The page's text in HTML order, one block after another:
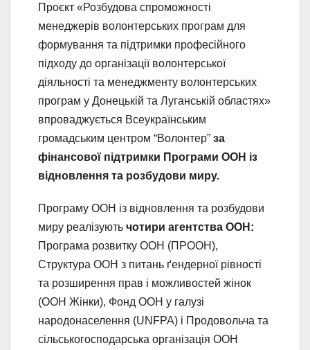
Проєкт «Розбудова спроможності
менеджерів волонтерських програм для
формування та підтримки професійного
підходу до організації волонтерської
діяльності та менеджменту волонтерських
програм у Донецькій та Луганській областях»
впроваджується Всеукраїнським
громадським центром “Волонтер” за
фінансової підтримки Програми ООН із
відновлення та розбудови миру.
Програму ООН із відновлення та розбудови
миру реалізують чотири агентства ООН:
Програма розвитку ООН (ПРООН),
Структура ООН з питань ґендерної рівності
та розширення прав і можливостей жінок
(ООН Жінки), Фонд ООН у галузі
народонаселення (UNFPA) і Продовольча та
сільськогосподарська організація ООН